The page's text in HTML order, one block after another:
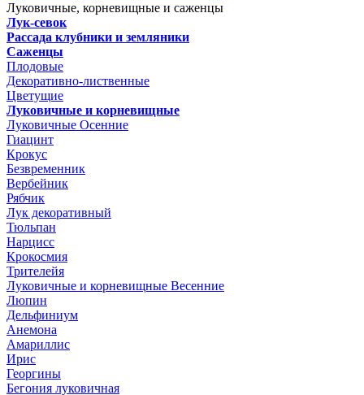
Луковичные, корневищные и саженцы
Лук-севок
Рассада клубники и земляники
Саженцы
Плодовые
Декоративно-лиственные
Цветущие
Луковичные и корневищные
Луковичные Осенние
Гиацинт
Крокус
Безвременник
Вербейник
Рябчик
Лук декоративный
Тюльпан
Нарцисс
Крокосмия
Трителейя
Луковичные и корневищные Весенние
Люпин
Дельфиниум
Анемона
Амариллис
Ирис
Георгины
Бегония луковичная